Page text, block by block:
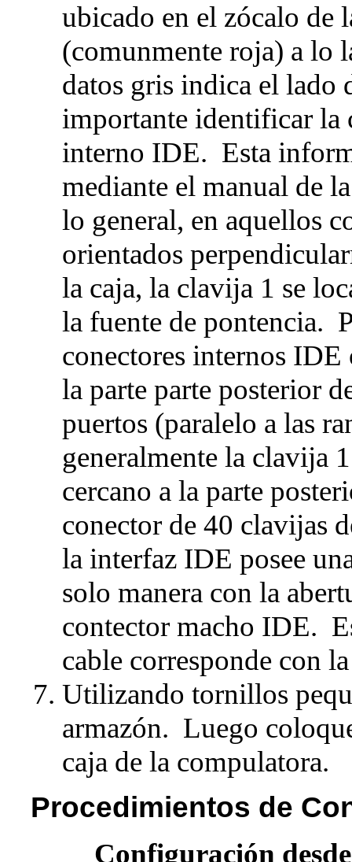
ubicado en el zócalo de
(comunmente roja) a lo
datos gris indica el lado
importante identificar la
interno IDE. Esta
mediante el manual de
lo general, en aquellos
orientados
la caja, la clavija 1 se
la fuente de pontencia.
conectores internos
la parte parte posterior
puertos (paralelo a las
generalmente la clavija
cercano a la parte
conector de 40 clavijas
la interfaz IDE posee
solo manera con la
contector macho IDE.
cable corresponde con
Utilizando tornillos
armazón. Luego
caja de la compulatora.
Procedimientos de
Configuración desde